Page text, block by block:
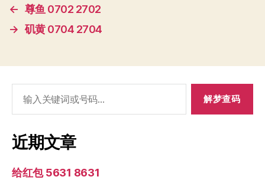
← 尊鱼 0702 2702
→ 矶黄 0704 2704
索：
近期文章
给红包 5631 8631